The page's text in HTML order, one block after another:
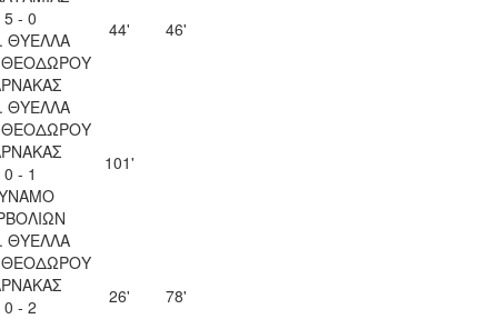
5 - 0
ΘΥΕΛΛΑ
ΘΕΟΔΩΡΟΥ
44' 46'
ΘΥΕΛΛΑ
ΘΕΟΔΩΡΟΥ
0 - 1
101'
ΘΥΕΛΛΑ
ΘΕΟΔΩΡΟΥ
0 - 2
26' 78'